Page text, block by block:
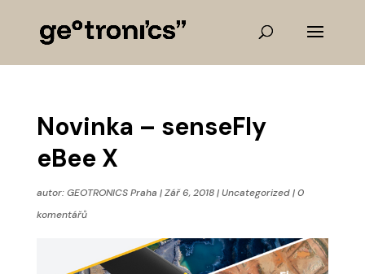
Novinka – senseFly
eBee X
autor:GEOTRONICS Praha |Zář 6, 2018|Uncategorized|0
komentářů